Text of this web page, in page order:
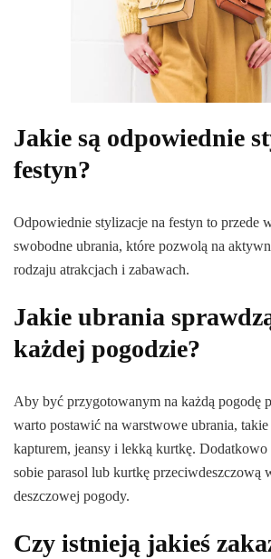
Jakie są odpowiednie
festyn?
Odpowiednie stylizacje na festyn to przede
swobodne ubrania, które pozwolą na
rodzaju atrakcjach i zabawach.
Jakie ubrania
każdej pogodzie?
Aby być przygotowanym na każdą pogodę
warto postawić na warstwowe ubrania,
kapturem, jeansy i lekką kurtkę.
sobie parasol lub kurtkę przeciwdeszczową
deszczowej pogody.
Czy istnieją jakieś